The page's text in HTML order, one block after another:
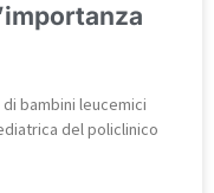
bambini leucemici
del policlinico